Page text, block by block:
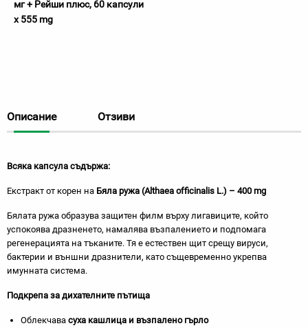
мг + Рейши плюс, 60 капсули
x 555 mg
Описание Отзиви
Всяка капсула съдържа:
Екстракт от корен на Бяла ружа (Althaea officinalis L.) – 400 mg
Бялата ружа образува защитен филм върху лигавиците, който
успокоява дразненето, намалява възпалението и подпомага
регенерацията на тъканите. Тя е естествен щит срещу вируси,
бактерии и външни дразнители, като същевременно укрепва
имунната система.
Подкрепа за дихателните пътища
Облекчава суха кашлица и възпалено гърло